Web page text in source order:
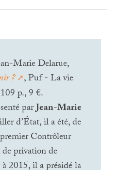
Marie Delarue,
? , Puf - La vie
p., 9 €.
parJean-Marie
d’État, il a été, de
Contrôleur
privation de
2015, il a présidé la